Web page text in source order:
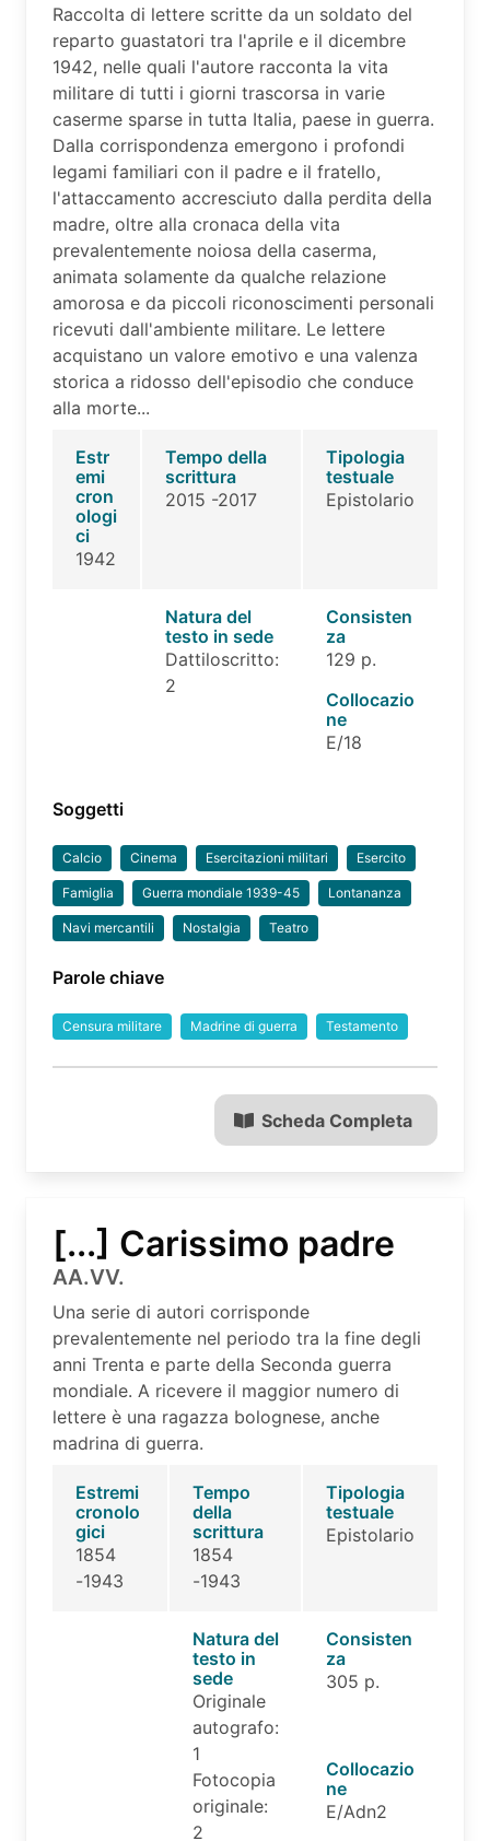
Raccolta di lettere scritte da un soldato del
reparto guastatori tra l'aprile e il dicembre
1942, nelle quali l'autore racconta la vita
militare di tutti i giorni trascorsa in varie
caserme sparse in tutta Italia, paese in guerra.
Dalla corrispondenza emergono i profondi
legami familiari con il padre e il fratello,
l'attaccamento accresciuto dalla perdita della
madre, oltre alla cronaca della vita
prevalentemente noiosa della caserma,
animata solamente da qualche relazione
amorosa e da piccoli riconoscimenti personali
ricevuti dall'ambiente militare. Le lettere
acquistano un valore emotivo e una valenza
storica a ridosso dell'episodio che conduce
alla morte...
Estr
emi
cron
ologi
ci
1942
Tempo della
scrittura
2015 -2017
Tipologia
testuale
Epistolario
Natura del
testo in sede
Dattiloscritto:
2
Consisten
za
129 p.
Collocazio
ne
E/18
Soggetti
Calcio Cinema Esercitazioni militari Esercito
Famiglia Guerra mondiale 1939-45 Lontananza
Navi mercantili Nostalgia Teatro
Parole chiave
Censura militare Madrine di guerra Testamento
Scheda Completa
[...] Carissimo padre
AA.VV.
Una serie di autori corrisponde
prevalentemente nel periodo tra la fine degli
anni Trenta e parte della Seconda guerra
mondiale. A ricevere il maggior numero di
lettere è una ragazza bolognese, anche
madrina di guerra.
Estremi
cronolo
gici
1854
-1943
Tempo
della
scrittura
1854
-1943
Tipologia
testuale
Epistolario
Natura del
testo in
sede
Originale
autografo:
1
Fotocopia
originale:
2
Consisten
za
305 p.
Collocazio
ne
E/Adn2